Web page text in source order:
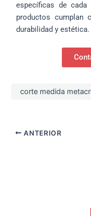
específicas de cada
productos cumplan
durabilidad y estética.
corte medida
ANTERIOR